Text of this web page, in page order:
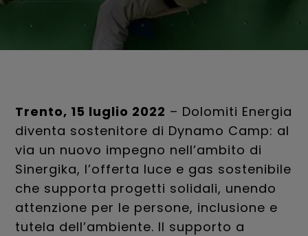
Trento, 15 luglio 2022 – Dolomiti Energia
diventa sostenitore di Dynamo Camp: al
via un nuovo impegno nell’ambito di
Sinergika, l’offerta luce e gas sostenibile
che supporta progetti solidali, unendo
attenzione per le persone, inclusione e
tutela dell’ambiente. Il supporto a